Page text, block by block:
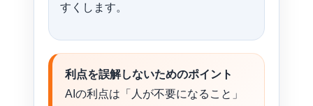
すくします。
利点を誤解しないためのポイント
AIの利点は「人が不要になること」